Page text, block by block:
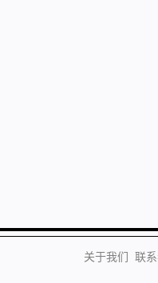
关于我们 联